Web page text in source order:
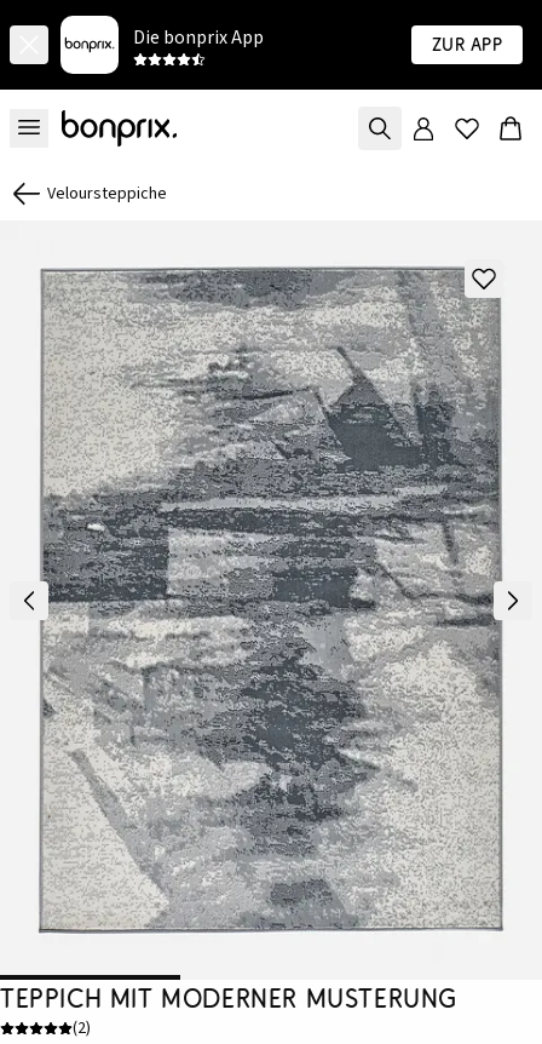
Die bonprix App Zur App
Veloursteppiche
Teppich mit moderner Musterung
(2)